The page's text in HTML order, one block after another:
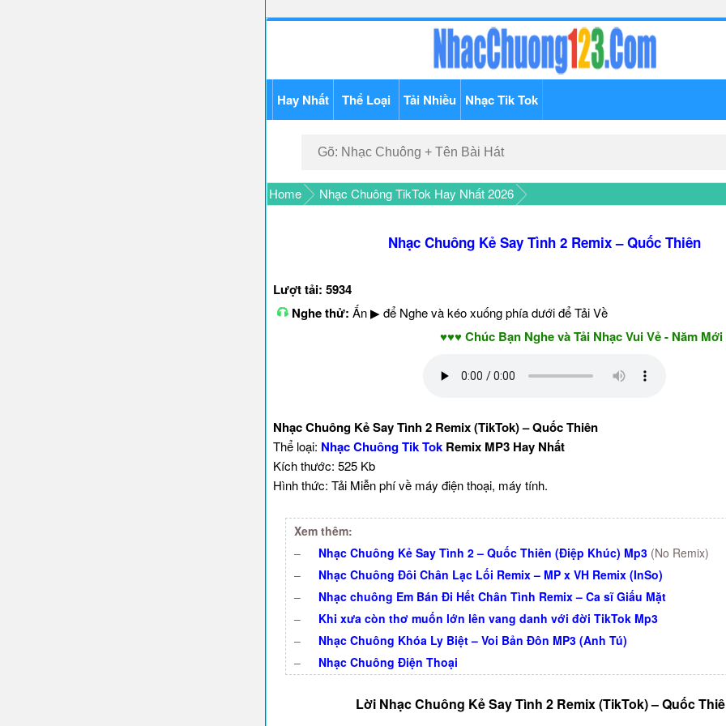
Hay Nhất Thể Loại Tải Nhiều Nhạc Tik Tok
Home Nhạc Chuông TikTok Hay Nhất 2026
Nhạc Chuông Kẻ Say Tình 2 Remix – Quốc Thiên
Lượt tải: 5934
Nghe thử: Ấn ▶ để Nghe và kéo xuống phía dưới để Tải Về
♥♥♥ Chúc Bạn Nghe và Tải Nhạc Vui Vẻ - Năm Mới AN
Nhạc Chuông Kẻ Say Tình 2 Remix (TikTok) – Quốc Thiên
Thể loại: Nhạc Chuông Tik Tok Remix MP3 Hay Nhất
Kích thước: 525 Kb
Hình thức: Tải Miễn phí về máy điện thoại, máy tính.
Xem thêm:
–
Nhạc Chuông Kẻ Say Tình 2 – Quốc Thiên (Điệp Khúc) Mp3 (No Remix)
–
Nhạc Chuông Đôi Chân Lạc Lối Remix – MP x VH Remix (InSo)
–
Nhạc chuông Em Bán Đi Hết Chân Tình Remix – Ca sĩ Giấu Mặt
–
Khi xưa còn thơ muốn lớn lên vang danh với đời TikTok Mp3
–
Nhạc Chuông Khóa Ly Biệt – Voi Bản Đôn MP3 (Anh Tú)
–
Nhạc Chuông Điện Thoại
Lời Nhạc Chuông Kẻ Say Tình 2 Remix (TikTok) – Quốc